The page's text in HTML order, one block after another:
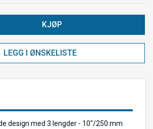
KJØP
LEGG I ØNSKELISTE
design med 3 lengder - 10″/250 mm